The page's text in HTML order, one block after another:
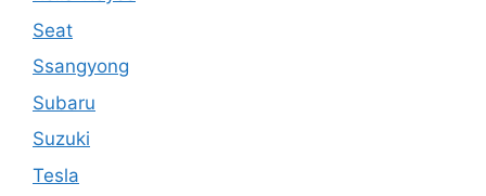
Seat
Ssangyong
Subaru
Suzuki
Tesla